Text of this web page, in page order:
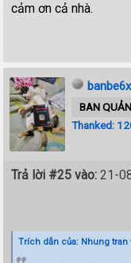
cảm ơn cả nhà.
banbe6x
BAN
Thanked:
Trả lời #25 vào: 21-
Trích dẫn của: Nhung tran